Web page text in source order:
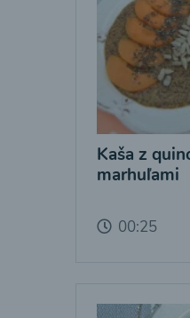
Kaša z
marhuľami
00:25